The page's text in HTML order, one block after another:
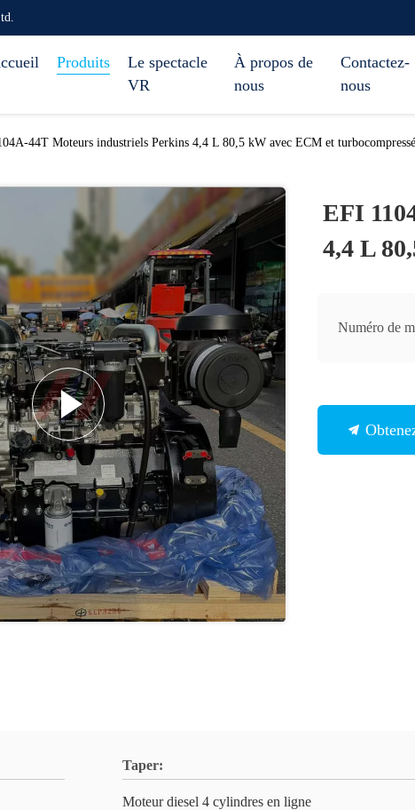
Produits
Le spectacle
VR
À propos de
nous
Contactez-
nous
44T Moteurs industriels Perkins 4,4 L 80,5 kW avec ECM et turbocompressé
EFI
4,4 L
Numéro de
Taper:
Moteur diesel 4 cylindres en ligne